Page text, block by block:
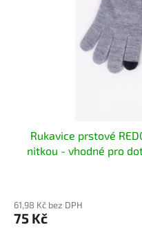
Rukavice prstové
nitkou - vhodné pro
61,98 Kč bez DPH
75 Kč